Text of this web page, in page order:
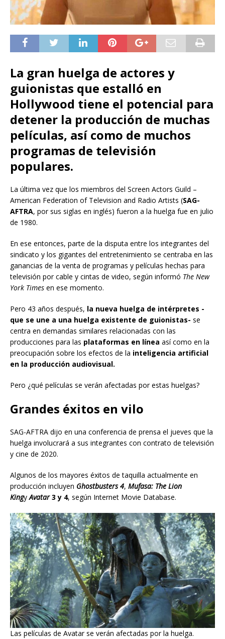
La gran huelga de actores y
guionistas que estalló en
Hollywood tiene el potencial para
detener la producción de muchas
películas, así como de muchos
programas de televisión
populares.
La última vez que los miembros del Screen Actors Guild –
American Federation of Television and Radio Artists (SAG-
AFTRA, por sus siglas en inglés) fueron a la huelga fue en julio
de 1980.
En ese entonces, parte de la disputa entre los integrantes del
sindicato y los gigantes del entretenimiento se centraba en las
ganancias de la venta de programas y películas hechas para
televisión por cable y cintas de video, según informó The New
York Times en ese momento.
Pero 43 años después, la nueva huelga de intérpretes -
que se une a una huelga existente de guionistas- se
centra en demandas similares relacionadas con las
producciones para las plataformas en línea así como en la
preocupación sobre los efectos de la inteligencia artificial
en la producción audiovisual.
Pero ¿qué películas se verán afectadas por estas huelgas?
Grandes éxitos en vilo
SAG-AFTRA dijo en una conferencia de prensa el jueves que la
huelga involucrará a sus integrantes con contrato de televisión
y cine de 2020.
Algunos de los mayores éxitos de taquilla actualmente en
producción incluyen Ghostbusters 4, Mufasa: The Lion
KingyAvatar3 y 4, según Internet Movie Database.
Las películas de Avatar se verán afectadas por la huelga.